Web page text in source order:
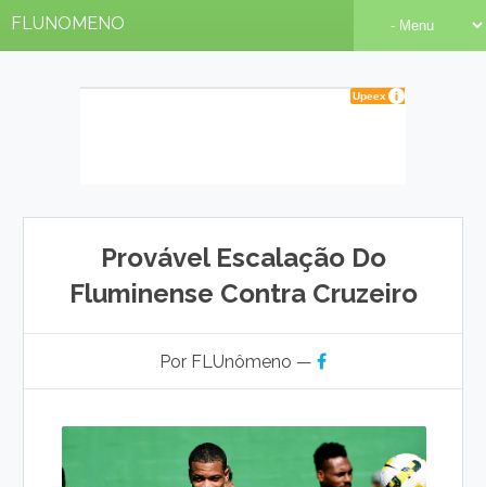
FLUNOMENO
Provável Escalação Do
Fluminense Contra Cruzeiro
Por FLUnômeno —